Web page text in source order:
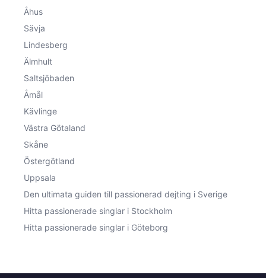
Åhus
Sävja
Lindesberg
Älmhult
Saltsjöbaden
Åmål
Kävlinge
Västra Götaland
Skåne
Östergötland
Uppsala
Den ultimata guiden till passionerad dejting i Sverige
Hitta passionerade singlar i Stockholm
Hitta passionerade singlar i Göteborg